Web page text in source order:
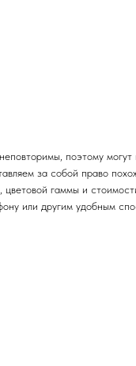
поэтому могут
за собой право
цветовой гаммы и
или другим удобным